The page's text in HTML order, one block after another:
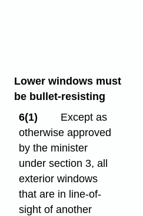
Lower windows must
be bullet-resisting
6(1)
Except as
otherwise approved
by the minister
under section 3, all
exterior windows
that are in line-of-
sight of another